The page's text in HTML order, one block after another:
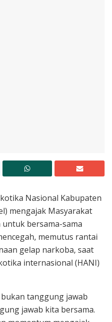
Nasional Kabupaten
mengajak Masyarakat
bersama-sama
memutus rantai
gelap narkoba, saat
internasional (HANI)
tanggung jawab
jawab kita bersama.